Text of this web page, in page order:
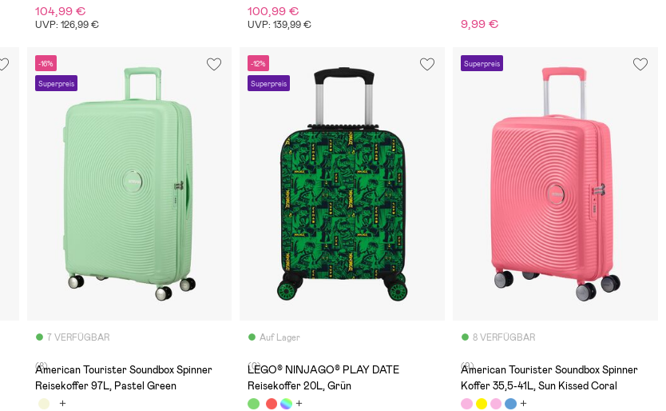
104,99 €
UVP: 126,99 €
100,99 €
UVP: 139,99 € 9,99 €
-16%
Superpreis
7 VERFÜGBAR
(8)
American Tourister Soundbox Spinner
Reisekoffer 97L, Pastel Green
-12%
Superpreis
Auf Lager
(0)
LEGO® NINJAGO® PLAY DATE
Reisekoffer 20L, Grün
Superpreis
8 VERFÜGBAR
(9)
American Tourister Soundbox Spinner
Koffer 35,5-41L, Sun Kissed Coral